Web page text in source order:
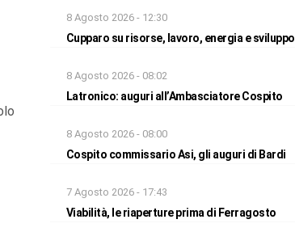
8 Agosto 2026 - 12:30
Cupparo su risorse, lavoro, energia e sviluppo
8 Agosto 2026 - 08:02
Latronico: auguri all’Ambasciatore Cospito
8 Agosto 2026 - 08:00
Cospito commissario Asi, gli auguri di Bardi
7 Agosto 2026 - 17:43
Viabilità, le riaperture prima di Ferragosto